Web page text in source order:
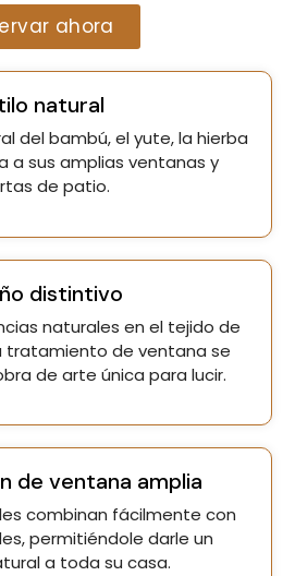
ahora
natural
del bambú, el yute, la hierba
a sus amplias ventanas y
de patio.
distintivo
naturales en el tejido de
tratamiento de ventana se
de arte única para lucir.
de ventana amplia
combinan fácilmente con
permitiéndole darle un
a toda su casa.